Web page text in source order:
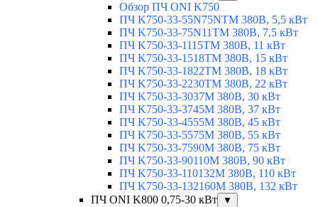
Обзор ПЧ ONI K750
ПЧ K750-33-55N75NTM 380В, 5,5 кВт
ПЧ K750-33-75N11TM 380В, 7,5 кВт
ПЧ K750-33-1115TM 380В, 11 кВт
ПЧ K750-33-1518TM 380В, 15 кВт
ПЧ K750-33-1822TM 380В, 18 кВт
ПЧ K750-33-2230TM 380В, 22 кВт
ПЧ K750-33-3037M 380В, 30 кВт
ПЧ K750-33-3745M 380В, 37 кВт
ПЧ K750-33-4555M 380В, 45 кВт
ПЧ K750-33-5575M 380В, 55 кВт
ПЧ K750-33-7590M 380В, 75 кВт
ПЧ K750-33-90110M 380В, 90 кВт
ПЧ K750-33-110132M 380В, 110 кВт
ПЧ K750-33-132160M 380В, 132 кВт
ПЧ ONI K800 0,75-30 кВт
▼